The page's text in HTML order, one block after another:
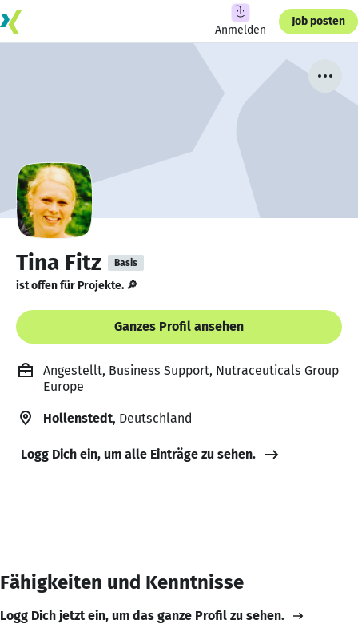
Anmelden
Job posten
Tina Fitz Basis
ist offen für Projekte. 🔎
Ganzes Profil ansehen
Angestellt, Business Support, Nutraceuticals Group
Europe
Hollenstedt, Deutschland
Logg Dich ein, um alle Einträge zu sehen.
Fähigkeiten und Kenntnisse
Logg Dich jetzt ein, um das ganze Profil zu sehen.